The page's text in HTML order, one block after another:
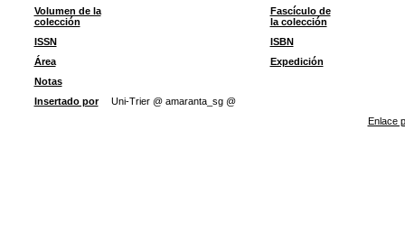
Volumen de la
colección
Fascículo de
la colección
ISSN
ISBN
Área
Expedición
Notas
Insertado por
Uni-Trier @ amaranta_sg @
Enlace